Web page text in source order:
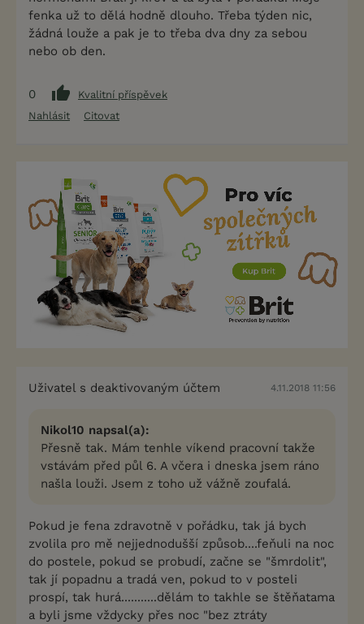
fenka už to dělá hodně dlouho. Třeba týden nic,
žádná louže a pak je to třeba dva dny za sebou
nebo ob den.
0
Kvalitní příspěvek
Nahlásit
Citovat
Uživatel s deaktivovaným účtem 4.11.2018 11:56
Nikol10 napsal(a):
Přesně tak. Mám tenhle víkend pracovní takže
vstávám před půl 6. A včera i dneska jsem ráno
našla louži. Jsem z toho už vážně zoufalá.
Pokud je fena zdravotně v pořádku, tak já bych
zvolila pro mě nejjednodušší způsob....feňuli na noc
do postele, pokud se probudí, začne se "šmrdolit",
tak jí popadnu a tradá ven, pokud to v posteli
prospí, tak hurá...........dělám to takhle se štěňatama
a byli jsme vždycky přes noc "bez ztráty